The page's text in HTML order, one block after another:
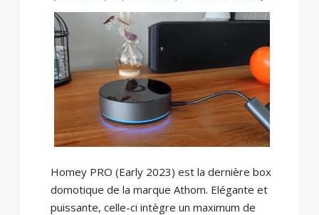
Homey PRO (Early 2023) est la dernière box
domotique de la marque Athom. Elégante et
puissante, celle-ci intègre un maximum de